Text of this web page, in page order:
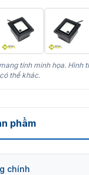
tính minh họa. Hình
thể khác.
phẩm
chính